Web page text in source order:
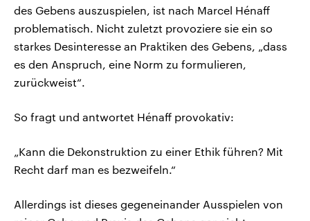
des Gebens auszuspielen, ist nach Marcel Hénaff
problematisch. Nicht zuletzt provoziere sie ein so
starkes Desinteresse an Praktiken des Gebens, „dass
es den Anspruch, eine Norm zu formulieren,
zurückweist“.
So fragt und antwortet Hénaff provokativ:
„Kann die Dekonstruktion zu einer Ethik führen? Mit
Recht darf man es bezweifeln.“
Allerdings ist dieses gegeneinander Ausspielen von